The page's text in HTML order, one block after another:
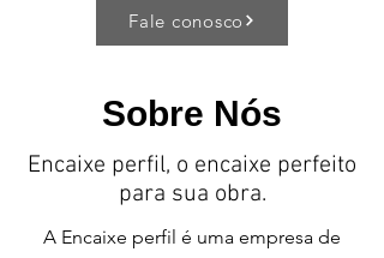
Fale conosco
Sobre Nós
Encaixe perfil, o encaixe perfeito
para sua obra.
A Encaixe perfil é uma empresa de